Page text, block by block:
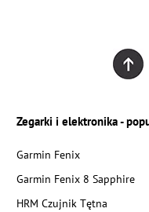
Zegarki i elektronika -
Garmin Fenix
Garmin Fenix 8 Sapphire
HRM Czujnik Tętna